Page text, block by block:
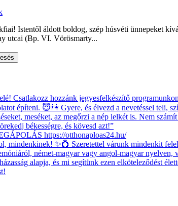
Istentől áldott boldog, szép húsvéti ünnepeket
utcai (Bp. VI. Vörösmarty...
Csatlakozz hozzánk jegyesfelkészítő
építeni. 😇👫 Gyere, és élvezd a nevetéssel teli,
meséket, az megőrzi a nép lelkét is. Nem
békességre, és kövesd azt!”
https://otthonaploas24.hu/
mindenkinek! ✨💍 Szeretettel várunk mindenkit
német-magyar vagy angol-magyar
alapja, és mi segítünk ezen elköteleződést